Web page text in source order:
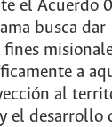
el Acuerdo
busca dar
a
al
el desarrollo